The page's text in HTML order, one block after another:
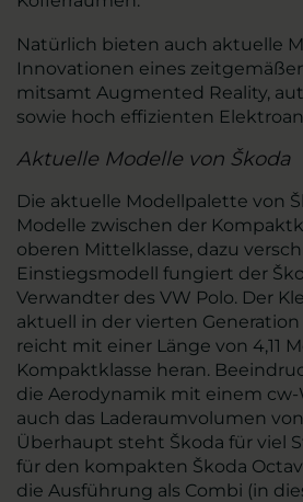
Natürlich bieten auch aktuelle
Innovationen eines
mitsamt Augmented Reality,
sowie hoch effizienten
Aktuelle Modelle von Škoda
Die aktuelle Modellpalette von
Modelle zwischen der
oberen Mittelklasse, dazu
Einstiegsmodell fungiert der
Verwandter des VW Polo. Der
aktuell in der vierten
reicht mit einer Länge von 4,11
Kompaktklasse heran.
die Aerodynamik mit einem cw-
auch das Laderaumvolumen von
Überhaupt steht Škoda für viel
für den kompakten Škoda
die Ausführung als Combi (in